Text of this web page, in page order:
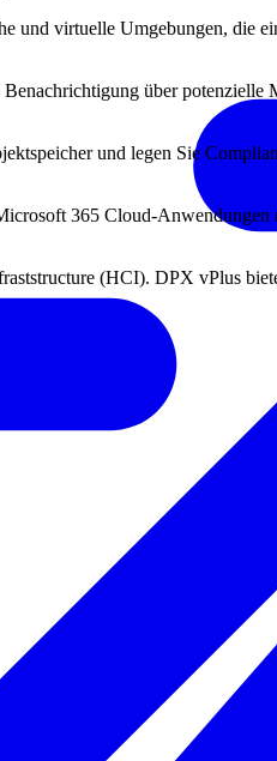
und virtuelle Umgebungen, die
über
und legen Sie
365 Cloud-
(HCI). DPX vPlus